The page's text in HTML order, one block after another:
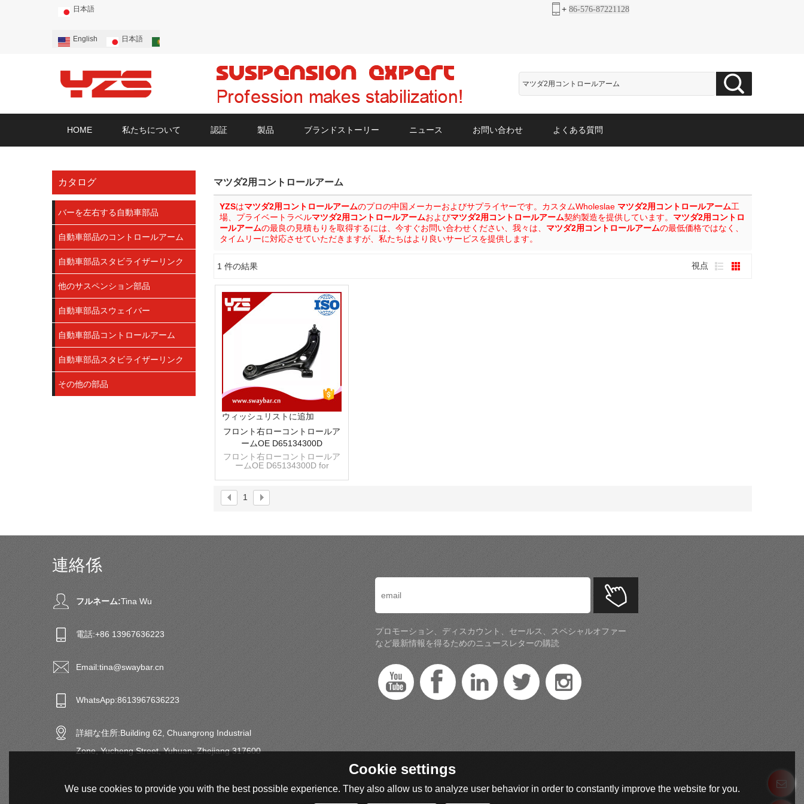
日本語
English 日本語
+ 86-576-87221128
HOME 私たちについて 認証 製品 ブランドストーリー ニュース お問い合わせ よくある質問
カタログ
バーを左右する自動車部品
自動車部品のコントロールアーム
自動車部品スタビライザーリンク
他のサスペンション部品
自動車部品スウェイバー
自動車部品コントロールアーム
自動車部品スタビライザーリンク
その他の部品
マツダ2用コントロールアーム
YZSはマツダ2用コントロールアームのプロの中国メーカーおよびサプライヤーです。カスタムWholeslae マツダ2用コントロールアーム工
場、プライベートラベルマツダ2用コントロールアームおよびマツダ2用コントロールアーム契約製造を提供しています。 マツダ2用コントロ
ールアームの最良の見積もりを取得するには、今すぐお問い合わせください、我々は、 マツダ2用コントロールアームの最低価格ではなく、
タイムリーに対応させていただきますが、私たちはより良いサービスを提供します。
1 件の結果 視点
ウィッシュリストに追加
フロント右ローコントロールア
ームOE D65134300D
フロント右ローコントロールア
ームOE D65134300D for
1
連絡係
フルネーム:Tina Wu
電話:+86 13967636223
Email:tina@swaybar.cn
WhatsApp:8613967636223
詳細な住所:Building 62, Chuangrong Industrial
Zone, Yucheng Street, Yuhuan, Zhejiang 317600
プロモーション、ディスカウント、セールス、スペシャルオファー
など最新情報を得るためのニュースレターの購読
Cookie settings
We use cookies to provide you with the best possible experience. They also allow us to analyze user behavior in order to constantly improve the website for you.